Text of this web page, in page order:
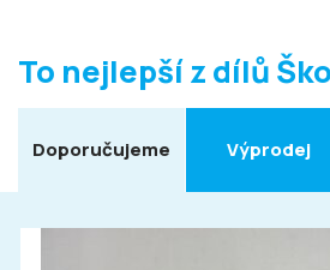
To nejlepší z dílů
Doporučujeme Výprodej